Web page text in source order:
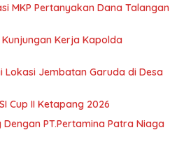
MKP Pertanyakan Dana Talangan
Kerja Kapolda
Lokasi Jembatan Garuda di Desa
Cup II Ketapang 2026
PT.Pertamina Patra Niaga